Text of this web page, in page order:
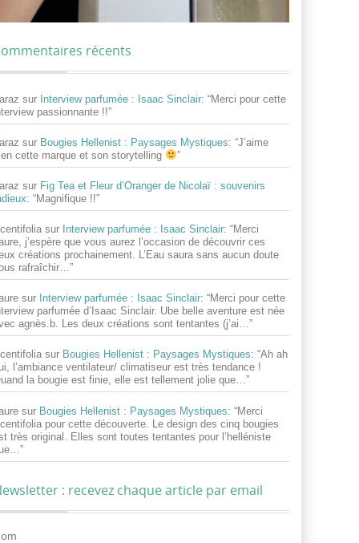
récents
sur Interview parfumée : Isaac Sinclair: “Merci pour cette
passionnante !!”
sur Bougies Hellenist : Paysages Mystiques: “J’aime
cette marque et son storytelling
”
sur Fig Tea et Fleur d’Oranger de Nicolaï : souvenirs
: “Magnifique !!”
sur Interview parfumée : Isaac Sinclair: “Merci
j’espère que vous aurez l’occasion de découvrir ces
créations prochainement. L’Eau saura sans aucun doute
rafraîchir…”
sur Interview parfumée : Isaac Sinclair: “Merci pour cette
parfumée d’Isaac Sinclair. Ube belle aventure est née
agnès.b. Les deux créations sont tentantes (j’ai…”
sur Bougies Hellenist : Paysages Mystiques: “Ah ah
l’ambiance ventilateur/ climatiseur est très tendance !
la bougie est finie, elle est tellement jolie que…”
sur Bougies Hellenist : Paysages Mystiques: “Merci
pour cette découverte. Le design des cinq bougies
très original. Elles sont toutes tentantes pour l’helléniste
”
: recevez chaque article par email